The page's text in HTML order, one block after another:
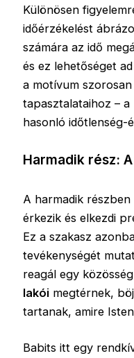
Különösen
időérzékelést
számára az idő
és ez lehetőséget
a motívum
tapasztalataihoz – a
hasonló időtlenség-
Harmadik rész:
A harmadik
érkezik és elkezdi
Ez a szakasz
tevékenységét
reagál egy
lakói megtérnek,
tartanak, amire
Babits itt egy